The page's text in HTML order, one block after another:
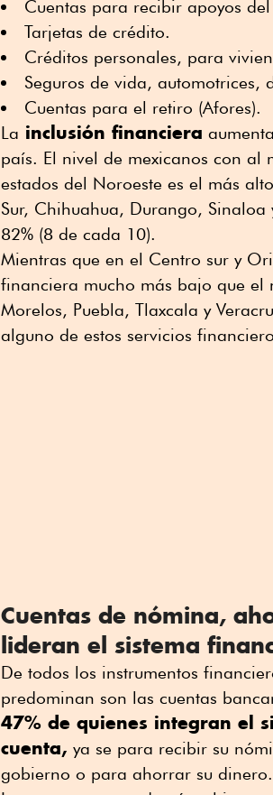
Cuentas para recibir apoyos
Tarjetas de crédito.
Créditos personales, para
Seguros de vida, automotrices,
Cuentas para el retiro (Afores).
La inclusión financiera
país. El nivel de mexicanos con al
estados del Noroeste es el más
Sur, Chihuahua, Durango,
82% (8 de cada 10).
Mientras que en el Centro sur y
financiera mucho más bajo que el
Morelos, Puebla, Tlaxcala y
alguno de estos servicios
Cuentas de nómina,
lideran el sistema
De todos los instrumentos
predominan son las cuentas
47% de quienes integran el
cuenta, ya se para recibir su
gobierno o para ahorrar su dinero.